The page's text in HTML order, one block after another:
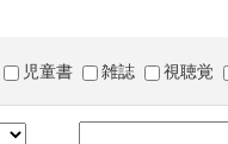
児童書 雑誌 視聴覚